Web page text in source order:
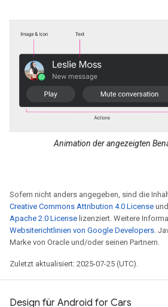
Animation der angezeigten
Sofern nicht anders angegeben, sind die
Creative Commons Attribution 4.0 License
Apache 2.0 License lizenziert. Weitere
Websiterichtlinien von Google Developers .
Marke von Oracle und/oder seinen Partnern.
Zuletzt aktualisiert: 2025-07-25 (UTC).
Design für Android for Cars